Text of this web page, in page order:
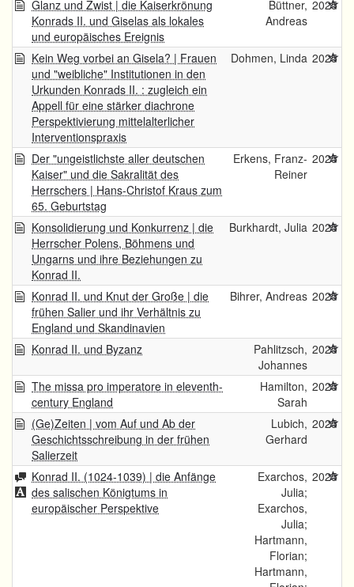
Glanz und Zwist | die Kaiserkrönung
Konrads II. und Giselas als lokales
und europäisches Ereignis
Büttner,
Andreas
2025
Kein Weg vorbei an Gisela? | Frauen
und "weibliche" Institutionen in den
Urkunden Konrads II. : zugleich ein
Appell für eine stärker diachrone
Perspektivierung mittelalterlicher
Interventionspraxis
Dohmen, Linda 2025
Der "ungeistlichste aller deutschen
Kaiser" und die Sakralität des
Herrschers | Hans-Christof Kraus zum
65. Geburtstag
Erkens, Franz-
Reiner
2025
Konsolidierung und Konkurrenz | die
Herrscher Polens, Böhmens und
Ungarns und ihre Beziehungen zu
Konrad II.
Burkhardt, Julia 2025
Konrad II. und Knut der Große | die
frühen Salier und ihr Verhältnis zu
England und Skandinavien
Bihrer, Andreas 2025
Konrad II. und Byzanz
Pahlitzsch,
Johannes
2025
The missa pro imperatore in eleventh-
century England
Hamilton,
Sarah
2025
(Ge)Zeiten | vom Auf und Ab der
Geschichtsschreibung in der frühen
Salierzeit
Lubich,
Gerhard
2025
Konrad II. (1024-1039) | die Anfänge
des salischen Königtums in
europäischer Perspektive
Exarchos,
Julia;
Exarchos,
Julia;
Hartmann,
Florian;
Hartmann,
2025